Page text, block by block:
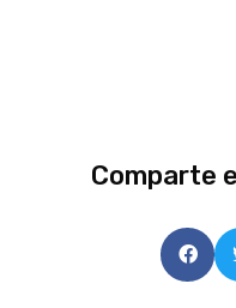
Comparte